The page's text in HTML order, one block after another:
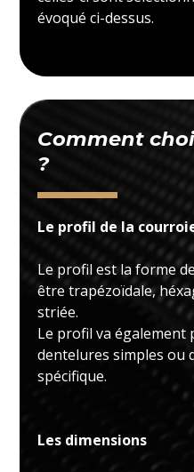
évoqué ci-dessus.
Comment
?
Le profil de la
Le profil est la forme
être trapézoïdale,
striée.
Le profil va également
dentelures simples ou
spécifique.
Les dimensions